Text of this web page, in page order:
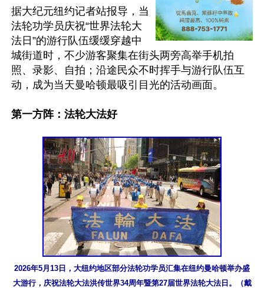
据大纪元纽约记者站报导，当
法轮功学员庆祝“世界法轮大
法日”的游行队伍缓缓穿越中
城街道时，不少游客聚集在街头两旁高举手机拍
照、录影、自拍；沿途民众不时挥手与游行队伍互
动，成为当天曼哈顿最吸引目光的活动画面。
第一方阵：法轮大法好
2026年5月13日，大纽约地区部分法轮功学员汇集在纽约曼哈顿举办盛
大游行，庆祝法轮大法洪传世界34周年暨第27届世界法轮大法日。（戴